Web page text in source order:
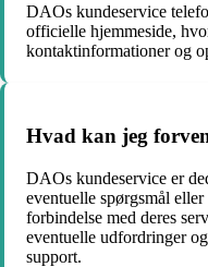
DAOs kundeservice
officielle hjemmeside,
kontaktinformationer og
Hvad kan jeg
DAOs kundeservice er
eventuelle spørgsmål
forbindelse med deres
eventuelle udfordringer
support.